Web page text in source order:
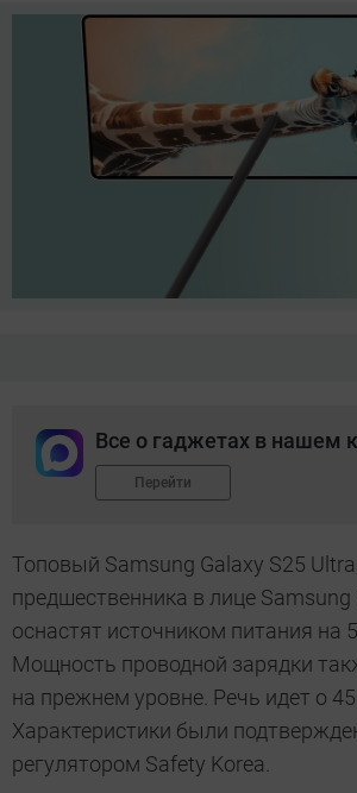
Все о гаджетах в нашем
Перейти
Топовый Samsung Galaxy S25
предшественника в лице Samsung
оснастят источником питания на
Мощность проводной зарядки
на прежнем уровне. Речь идет о 45
Характеристики были
регулятором Safety Korea.